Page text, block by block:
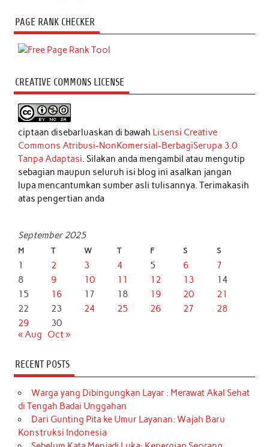
PAGE RANK CHECKER
CREATIVE COMMONS LICENSE
ciptaan disebarluaskan di bawah Lisensi Creative
Commons Atribusi-NonKomersial-BerbagiSerupa 3.0
Tanpa Adaptasi. Silakan anda mengambil atau mengutip
sebagian maupun seluruh isi blog ini asalkan jangan
lupa mencantumkan sumber asli tulisannya. Terimakasih
atas pengertian anda
September 2025
M T W T F S S
1 2 3 4 5 6
7
8
9 10 11 12 13
14
15
16 17 18 19 20
21
22
23 24 25 26 27
28
29
30
« Aug
Oct »
RECENT POSTS
Warga yang Dibingungkan Layar : Merawat Akal Sehat
di Tengah Badai Unggahan
Dari Gunting Pita ke Umur Layanan: Wajah Baru
Konstruksi Indonesia